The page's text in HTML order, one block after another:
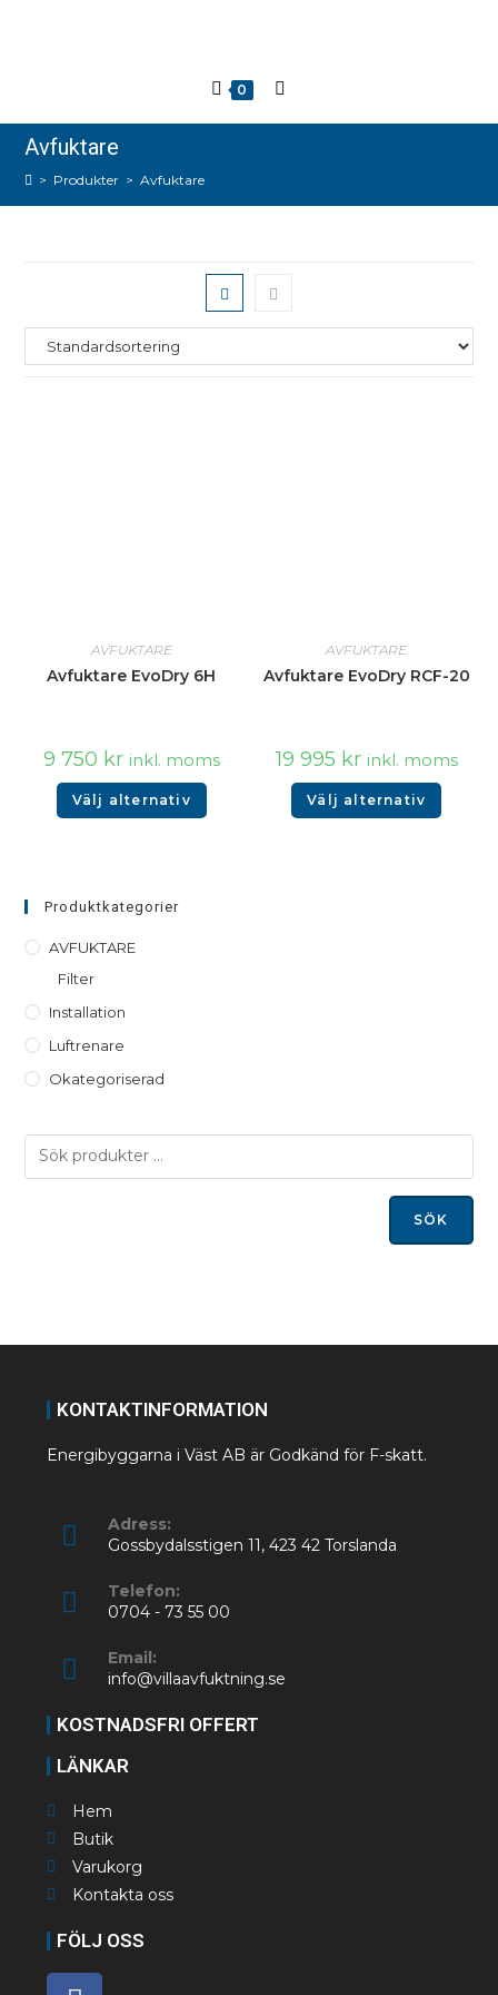
0
Avfuktare
> Produkter > Avfuktare
AVFUKTARE
Avfuktare EvoDry 6H
9 750 kr inkl. moms
Välj alternativ
AVFUKTARE
Avfuktare EvoDry RCF-20
19 995 kr inkl. moms
Välj alternativ
Produktkategorier
AVFUKTARE
Filter
Installation
Luftrenare
Okategoriserad
SÖK
KONTAKTINFORMATION
Energibyggarna i Väst AB är Godkänd för F-skatt.
Adress:
Gossbydalsstigen 11, 423 42 Torslanda
Telefon:
0704 - 73 55 00
Email:
info@villaavfuktning.se
KOSTNADSFRI OFFERT
LÄNKAR
Hem
Butik
Varukorg
Kontakta oss
FÖLJ OSS